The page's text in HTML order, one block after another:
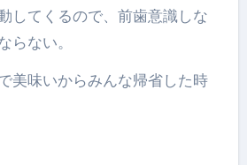
してくるので、前歯意識しな
らない。
美味いからみんな帰省した時